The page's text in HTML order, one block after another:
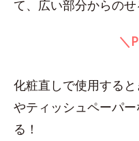
て、広い部分からのせ
＼
化粧直しで使用する
やティッシュペーパ
る！